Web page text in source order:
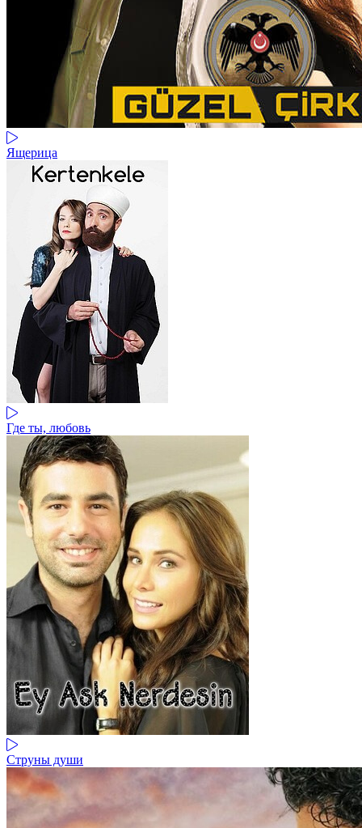
Ящерица
Где ты, любовь
Струны души